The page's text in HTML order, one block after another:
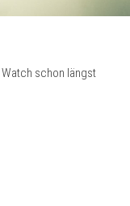
schon längst